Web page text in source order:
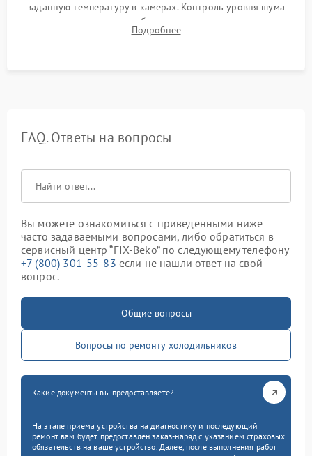
заданную температуру в камерах. Контроль уровня шума
компрессора, отсутствия обмерзания стенок и корректного
срабатывания системы автоматической оттайки.
Подробнее
FAQ. Ответы на вопросы
Вы можете ознакомиться с приведенными ниже
часто задаваемыми вопросами, либо обратиться в
сервисный центр “FIX-Beko” по следующему телефону
+7 (800) 301-55-83 если не нашли ответ на свой
вопрос.
Общие вопросы
Вопросы по ремонту холодильников
Какие документы вы предоставляете?
На этапе приема устройства на диагностику и последующий
ремонт вам будет предоставлен заказ-наряд с указанием страховых
обязательств на ваше устройство. Далее, после выполнения работ